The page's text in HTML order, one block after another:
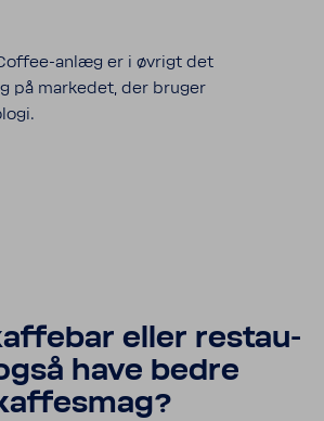
Coffee-​anlæg er i øvrigt det
på markedet, der bruger
eller restau­
have bedre